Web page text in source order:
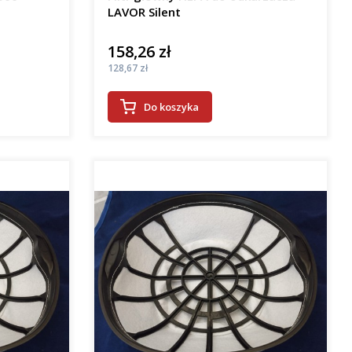
LAVOR Silent
Cena
158,26 zł
Cena
128,67 zł
Do koszyka